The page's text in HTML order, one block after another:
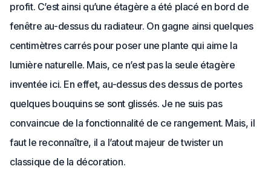
profit. C’est ainsi qu’une étagère a été placé en bord de
fenêtre au-dessus du radiateur. On gagne ainsi quelques
centimètres carrés pour poser une plante qui aime la
lumière naturelle. Mais, ce n’est pas la seule étagère
inventée ici. En effet, au-dessus des dessus de portes
quelques bouquins se sont glissés. Je ne suis pas
convaincue de la fonctionnalité de ce rangement. Mais, il
faut le reconnaître, il a l’atout majeur de twister un
classique de la décoration.